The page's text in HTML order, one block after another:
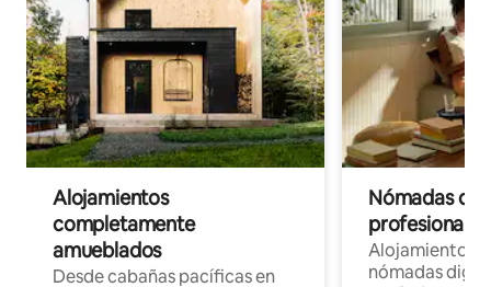
Alojamientos
completamente
amueblados
Desde cabañas pacíficas en
Nómadas
Alojamientos
nómadas